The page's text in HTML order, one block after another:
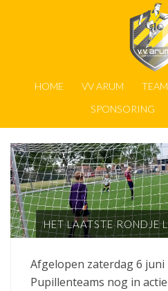
HOME VV ARUM
SPONSORING
HET LAATSTE RONDJE
Afgelopen zaterdag 6 juni
Pupillenteams nog in